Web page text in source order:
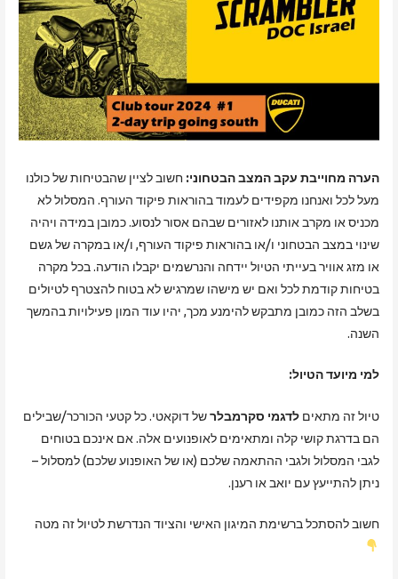
הערה מחוייבת עקב המצב הבטחוני: חשוב לציין שהבטיחות של כולנו
מעל לכל ואנחנו מקפידים לעמוד בהוראות פיקוד העורף. המסלול לא
מכניס או מקרב אותנו לאזורים שבהם אסור לנסוע. כמובן במידה ויהיה
שינוי במצב הבטחוני ו/או בהוראות פיקוד העורף, ו/או במקרה של גשם
או מזג אוויר בעייתי הטיול יידחה והנרשמים יקבלו הודעה. בכל מקרה
בטיחות קודמת לכל ואם יש מישהו שמרגיש לא בטוח להצטרף לטיולים
בשלב הזה כמובן מתבקש להימנע מכך, יהיו עוד המון פעילויות בהמשך
השנה.
למי מיועד הטיול:
טיול זה מתאים לדגמי סקרמבלרשל דוקאטי. כל קטעי הכורכר/שבילים
הם בדרגת קושי קלה ומתאימים לאופנועים אלה. אם אינכם בטוחים
לגבי המסלול ולגבי ההתאמה שלכם (או של האופנוע שלכם) למסלול –
ניתן להתייעץ עם יואב או רענן.
חשוב להסתכל ברשימת המיגון האישי והציוד הנדרשת לטיול זה מטה